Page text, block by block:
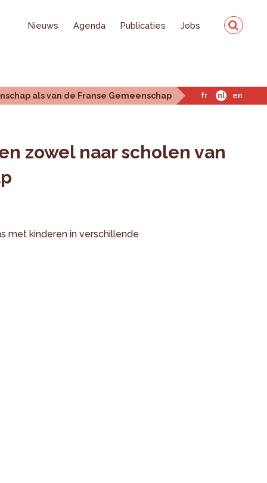
Nieuws Agenda Publicaties Jobs
als van de Franse Gemeenschap fr nl en
zowel naar scholen van
met kinderen in verschillende